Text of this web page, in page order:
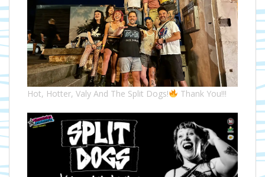
Hot, Hotter, Valy And The Split Dogs! Thank You!!!